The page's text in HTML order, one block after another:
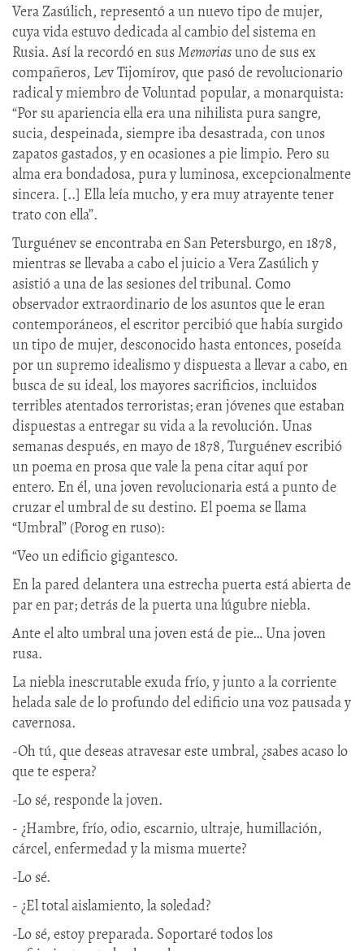
Vera Zasúlich, representó a un nuevo tipo de mujer,
cuya vida estuvo dedicada al cambio del sistema en
Rusia. Así la recordó en susMemoriasuno de sus ex
compañeros, Lev Tijomírov, que pasó de revolucionario
radical y miembro de Voluntad popular, a monarquista:
“Por su apariencia ella era una nihilista pura sangre,
sucia, despeinada, siempre iba desastrada, con unos
zapatos gastados, y en ocasiones a pie limpio. Pero su
alma era bondadosa, pura y luminosa, excepcionalmente
sincera. [..] Ella leía mucho, y era muy atrayente tener
trato con ella”.
Turguénev se encontraba en San Petersburgo, en 1878,
mientras se llevaba a cabo el juicio a Vera Zasúlich y
asistió a una de las sesiones del tribunal. Como
observador extraordinario de los asuntos que le eran
contemporáneos, el escritor percibió que había surgido
un tipo de mujer, desconocido hasta entonces, poseída
por un supremo idealismo y dispuesta a llevar a cabo, en
busca de su ideal, los mayores sacrificios, incluidos
terribles atentados terroristas; eran jóvenes que estaban
dispuestas a entregar su vida a la revolución. Unas
semanas después, en mayo de 1878, Turguénev escribió
un poema en prosa que vale la pena citar aquí por
entero. En él, una joven revolucionaria está a punto de
cruzar el umbral de su destino. El poema se llama
“Umbral” (Porog en ruso):
“Veo un edificio gigantesco.
En la pared delantera una estrecha puerta está abierta de
par en par; detrás de la puerta una lúgubre niebla.
Ante el alto umbral una joven está de pie… Una joven
rusa.
La niebla inescrutable exuda frío, y junto a la corriente
helada sale de lo profundo del edificio una voz pausada y
cavernosa.
-Oh tú, que deseas atravesar este umbral, ¿sabes acaso lo
que te espera?
-Lo sé, responde la joven.
- ¿Hambre, frío, odio, escarnio, ultraje, humillación,
cárcel, enfermedad y la misma muerte?
-Lo sé.
- ¿El total aislamiento, la soledad?
-Lo sé, estoy preparada. Soportaré todos los